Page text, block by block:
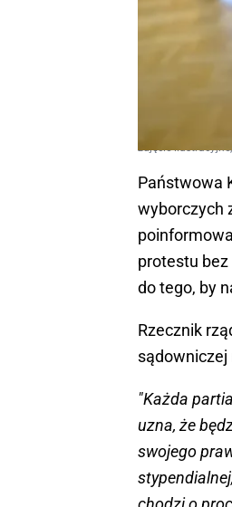
zdjęcie ilustracyjne,
Państwowa
wyborczych
protestu
do tego, by
Rzecznik
sądowniczej
"Każda
uzna, że
swojego